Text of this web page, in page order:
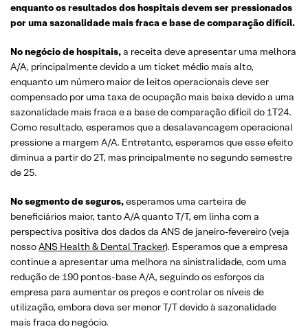
enquanto os resultados dos hospitais devem ser pressionados
por uma sazonalidade mais fraca e base de comparação difícil.
No negócio de hospitais,a receita deve apresentar uma melhora
A/A, principalmente devido a um ticket médio mais alto,
enquanto um número maior de leitos operacionais deve ser
compensado por uma taxa de ocupação mais baixa devido a uma
sazonalidade mais fraca e a base de comparação difícil do 1T24.
Como resultado, esperamos que a desalavancagem operacional
pressione a margem A/A. Entretanto, esperamos que esse efeito
diminua a partir do 2T, mas principalmente no segundo semestre
de 25.
No segmento de seguros,esperamos uma carteira de
beneficiários maior, tanto A/A quanto T/T, em linha com a
perspectiva positiva dos dados da ANS de janeiro-fevereiro (veja
nossoANS Health & Dental Tracker). Esperamos que a empresa
continue a apresentar uma melhora na sinistralidade, com uma
redução de 190 pontos-base A/A, seguindo os esforços da
empresa para aumentar os preços e controlar os níveis de
utilização, embora deva ser menor T/T devido à sazonalidade
mais fraca do negócio.